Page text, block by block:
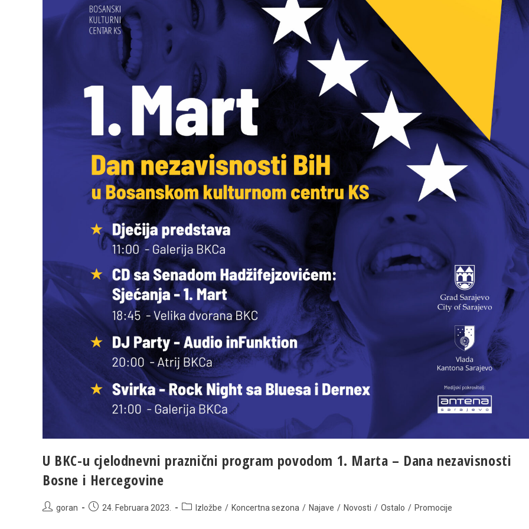
U BKC-u cjelodnevni praznični program povodom 1. Marta – Dana nezavisnosti
Bosne i Hercegovine
Postgoran
Post24. Februara 2023.
PostIzložbe / Koncertna sezona / Najave / Novosti / Ostalo / Promocije